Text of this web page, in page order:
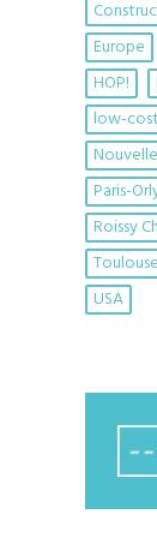
Europe
HOP!
low-cost
Paris-
Roissy
Toulouse
USA